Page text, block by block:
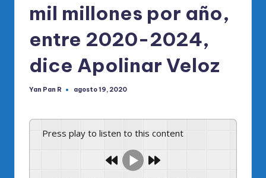
R
M
mil millones por año,
entre 2020-2024,
dice Apolinar Veloz
Publicado
Yan Pan R agosto 19, 2020
Press play to listen to this content